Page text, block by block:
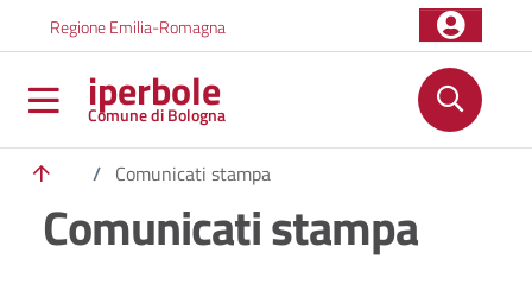
Regione Emilia-Romagna
iperbole
Comune di Bologna
/ Comunicati stampa
Comunicati stampa